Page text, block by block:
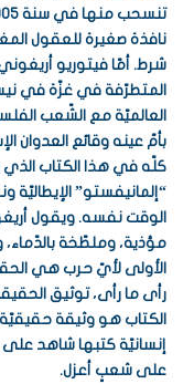
نافذة صغيرة للعقول
شرط. أمّا فيتوريو
الوقت نفسه. ويقول
مؤذية، وملطّخة
الأولى لأيّ حرب هي
رأى ما رأى، توثيق
الكتاب هو وثيقة
إنسانيّة كتبها شاهد
على شعبٍ أعزل.